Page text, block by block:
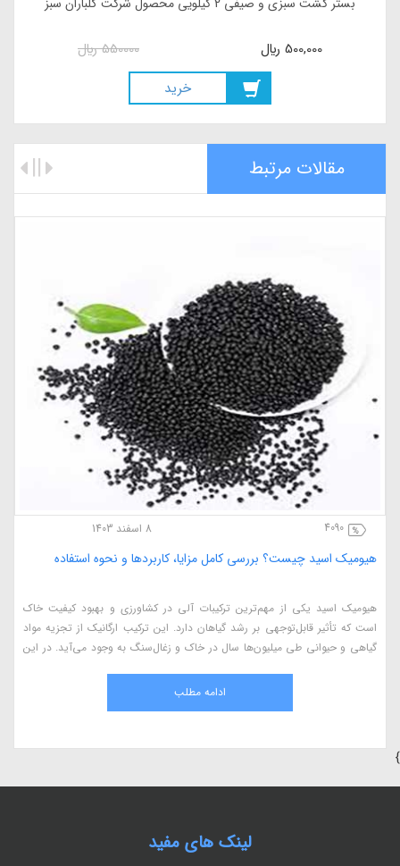
550000ريال 500,000 ريال
خريد
مقالات مرتبط
4090 8 اسفند 1403
هیومیک اسید چیست؟ بررسی کامل مزایا، کاربردها و نحوه استفاده
هیومیک اسید یکی از مهم‌ترین ترکیبات آلی در کشاورزی و بهبود کیفیت خاک
است که تأثیر قابل‌توجهی بر رشد گیاهان دارد. این ترکیب ارگانیک از تجزیه مواد
گیاهی و حیوانی طی میلیون‌ها سال در خاک و زغال‌سنگ به وجود می‌آید. در این
طبیعی و اثرات آن بر گیاهان می‌پردازیم.ادامه مطلب
}
لینک های مفید